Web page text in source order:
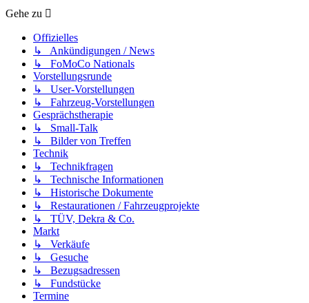
Gehe zu
Offizielles
↳ Ankündigungen / News
↳ FoMoCo Nationals
Vorstellungsrunde
↳ User-Vorstellungen
↳ Fahrzeug-Vorstellungen
Gesprächstherapie
↳ Small-Talk
↳ Bilder von Treffen
Technik
↳ Technikfragen
↳ Technische Informationen
↳ Historische Dokumente
↳ Restaurationen / Fahrzeugprojekte
↳ TÜV, Dekra & Co.
Markt
↳ Verkäufe
↳ Gesuche
↳ Bezugsadressen
↳ Fundstücke
Termine